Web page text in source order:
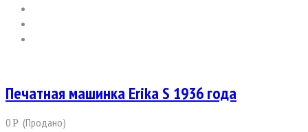
Печатная машинка Erika S 1936 года
0Р (Продано)